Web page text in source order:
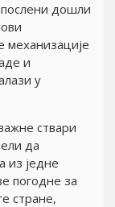
дошли
механизације
и
у
ствари
да
из једне
погодне за
стране,